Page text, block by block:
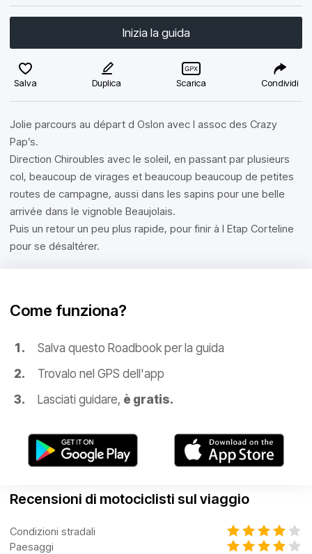
Inizia la guida
Salva Duplica Scarica Condividi
Jolie parcours au départ d Oslon avec l assoc des Crazy
Pap’s.
Direction Chiroubles avec le soleil, en passant par plusieurs
col, beaucoup de virages et beaucoup beaucoup de petites
routes de campagne, aussi dans les sapins pour une belle
arrivée dans le vignoble Beaujolais.
Puis un retour un peu plus rapide, pour finir à l Etap Corteline
pour se désaltérer.
Come funziona?
Salva questo Roadbook per la guida
Trovalo nel GPS dell'app
Lasciati guidare, è gratis.
Recensioni di motociclisti sul viaggio
Condizioni stradali
Paesaggi